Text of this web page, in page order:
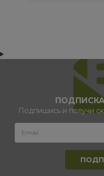
Подпишись и получи